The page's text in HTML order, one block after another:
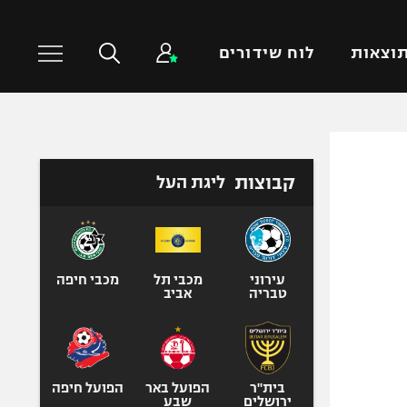
תוצאות לוח שידורים
טניס
כדורעף
ספורט אולימפי
קבוצות ליגת העל
עירוני
טבריה
מכבי תל
אביב
מכבי חיפה
בית"ר
ירושלים
הפועל באר
שבע
הפועל חיפה